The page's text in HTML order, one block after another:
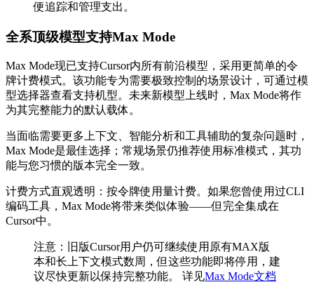
便追踪和管理支出。
全系顶级模型支持Max Mode
Max Mode现已支持Cursor内所有前沿模型，采用更简单的令
牌计费模式。该功能专为需要极致控制的场景设计，可通过模
型选择器查看支持机型。未来新模型上线时，Max Mode将作
为其完整能力的默认载体。
当面临需要更多上下文、智能分析和工具辅助的复杂问题时，
Max Mode是最佳选择；常规场景仍推荐使用标准模式，其功
能与您习惯的版本完全一致。
计费方式直观透明：按令牌使用量计费。如果您曾使用过CLI
编码工具，Max Mode将带来类似体验——但完全集成在
Cursor中。
注意：旧版Cursor用户仍可继续使用原有MAX版
本和长上下文模式数周，但这些功能即将停用，建
议尽快更新以保持完整功能。 详见Max Mode文档